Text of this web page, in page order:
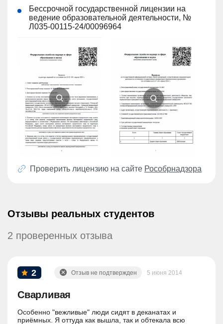
Бессрочной государственной лицензии на
ведение образовательной деятельности, №
Л035-00115-24/00096964
Проверить лицензию на сайте Рособрнадзора
Отзывы реальных студентов
2 проверенных отзыва
2
Сварливая
5 июня 2014
Отзыв не подтвержден
Особенно "вежливые" люди сидят в деканатах и
приёмных. Я оттуда как вышла, так и обтекала всю